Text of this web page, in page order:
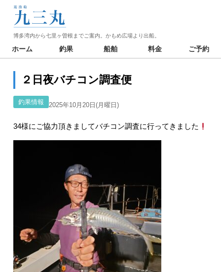
博多湾内から七里ヶ曽根までご案内。かもめ広場より出船。
ホーム 釣果 船舶 料金 ご予約
２日夜バチコン調査便
釣果情報 2025年10月20日(月曜日)
34様にご協力頂きましてバチコン調査に行ってきました